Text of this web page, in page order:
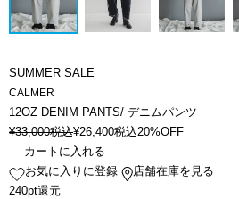
SUMMER SALE
CALMER
12OZ DENIM PANTS/ デニムパンツ
¥33,000税込¥26,400税込20%OFF
カートに入れる
お気に入りに登録
店舗在庫を見る
240pt還元